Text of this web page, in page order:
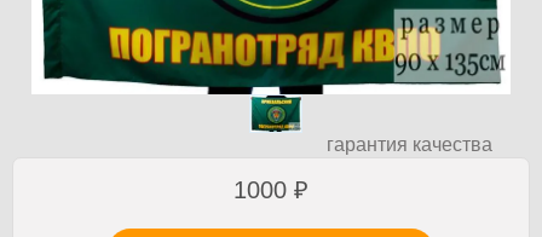
гарантия качества
1000 ₽